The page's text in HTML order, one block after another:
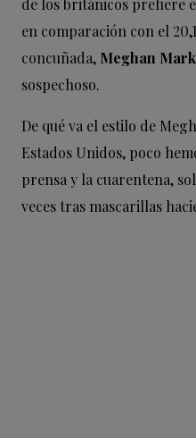
de los británicos prefiere
en comparación con el
concuñada, Meghan
sospechoso.
De qué va el estilo de
Estados Unidos, poco
prensa y la cuarentena,
veces tras mascarillas